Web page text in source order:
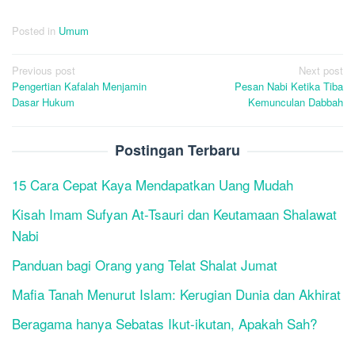
Posted in Umum
Post
navigation
Previous post
Pengertian Kafalah Menjamin
Dasar Hukum
Next post
Pesan Nabi Ketika Tiba
Kemunculan Dabbah
Postingan Terbaru
15 Cara Cepat Kaya Mendapatkan Uang Mudah
Kisah Imam Sufyan At-Tsauri dan Keutamaan Shalawat
Nabi
Panduan bagi Orang yang Telat Shalat Jumat
Mafia Tanah Menurut Islam: Kerugian Dunia dan Akhirat
Beragama hanya Sebatas Ikut-ikutan, Apakah Sah?